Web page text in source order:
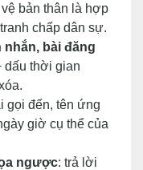
bản thân là hợp
chấp dân sự.
bài đăng
dấu thời gian
gọi đến, tên ứng
giờ cụ thể của
ngược: trả lời